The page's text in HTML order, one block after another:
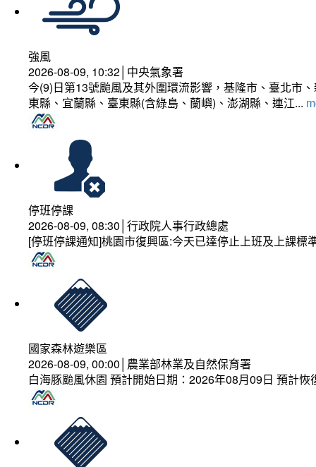
強風
2026-08-09, 10:32│中央氣象署
今(9)日第13號颱風及其外圍環流影響，基隆市、臺北市
東縣、宜蘭縣、臺東縣(含綠島、蘭嶼)、澎湖縣、連江...
停班停課
2026-08-09, 08:30│行政院人事行政總處
[停班停課通知]桃園市復興區:今天已達停止上班及上課
國家森林遊樂區
2026-08-09, 00:00│農業部林業及自然保育署
白海豚颱風休園 預計開始日期：2026年08月09日 預計